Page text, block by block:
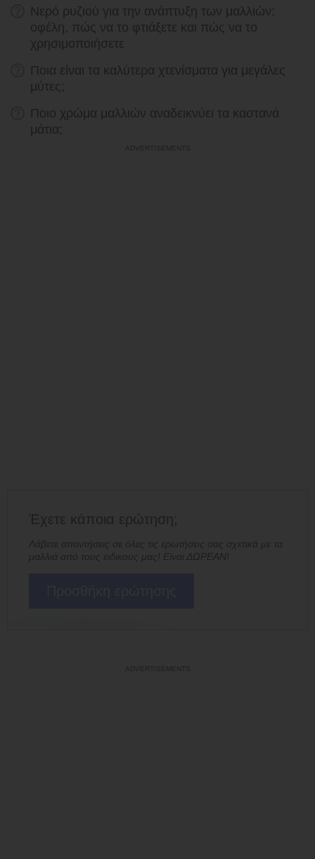
Νερό ρυζιού για την ανάπτυξη των μαλλιών:
οφέλη, πώς να το φτιάξετε και πώς να το
χρησιμοποιήσετε
Ποια είναι τα καλύτερα χτενίσματα για μεγάλες
μύτες;
Ποιο χρώμα μαλλιών αναδεικνύει τα καστανά
μάτια;
Έχετε κάποια ερώτηση;
Λάβετε απαντήσεις σε όλες τις ερωτήσεις σας σχετικά με τα
μαλλιά από τους ειδικούς μας! Είναι ΔΩΡΕΑΝ!